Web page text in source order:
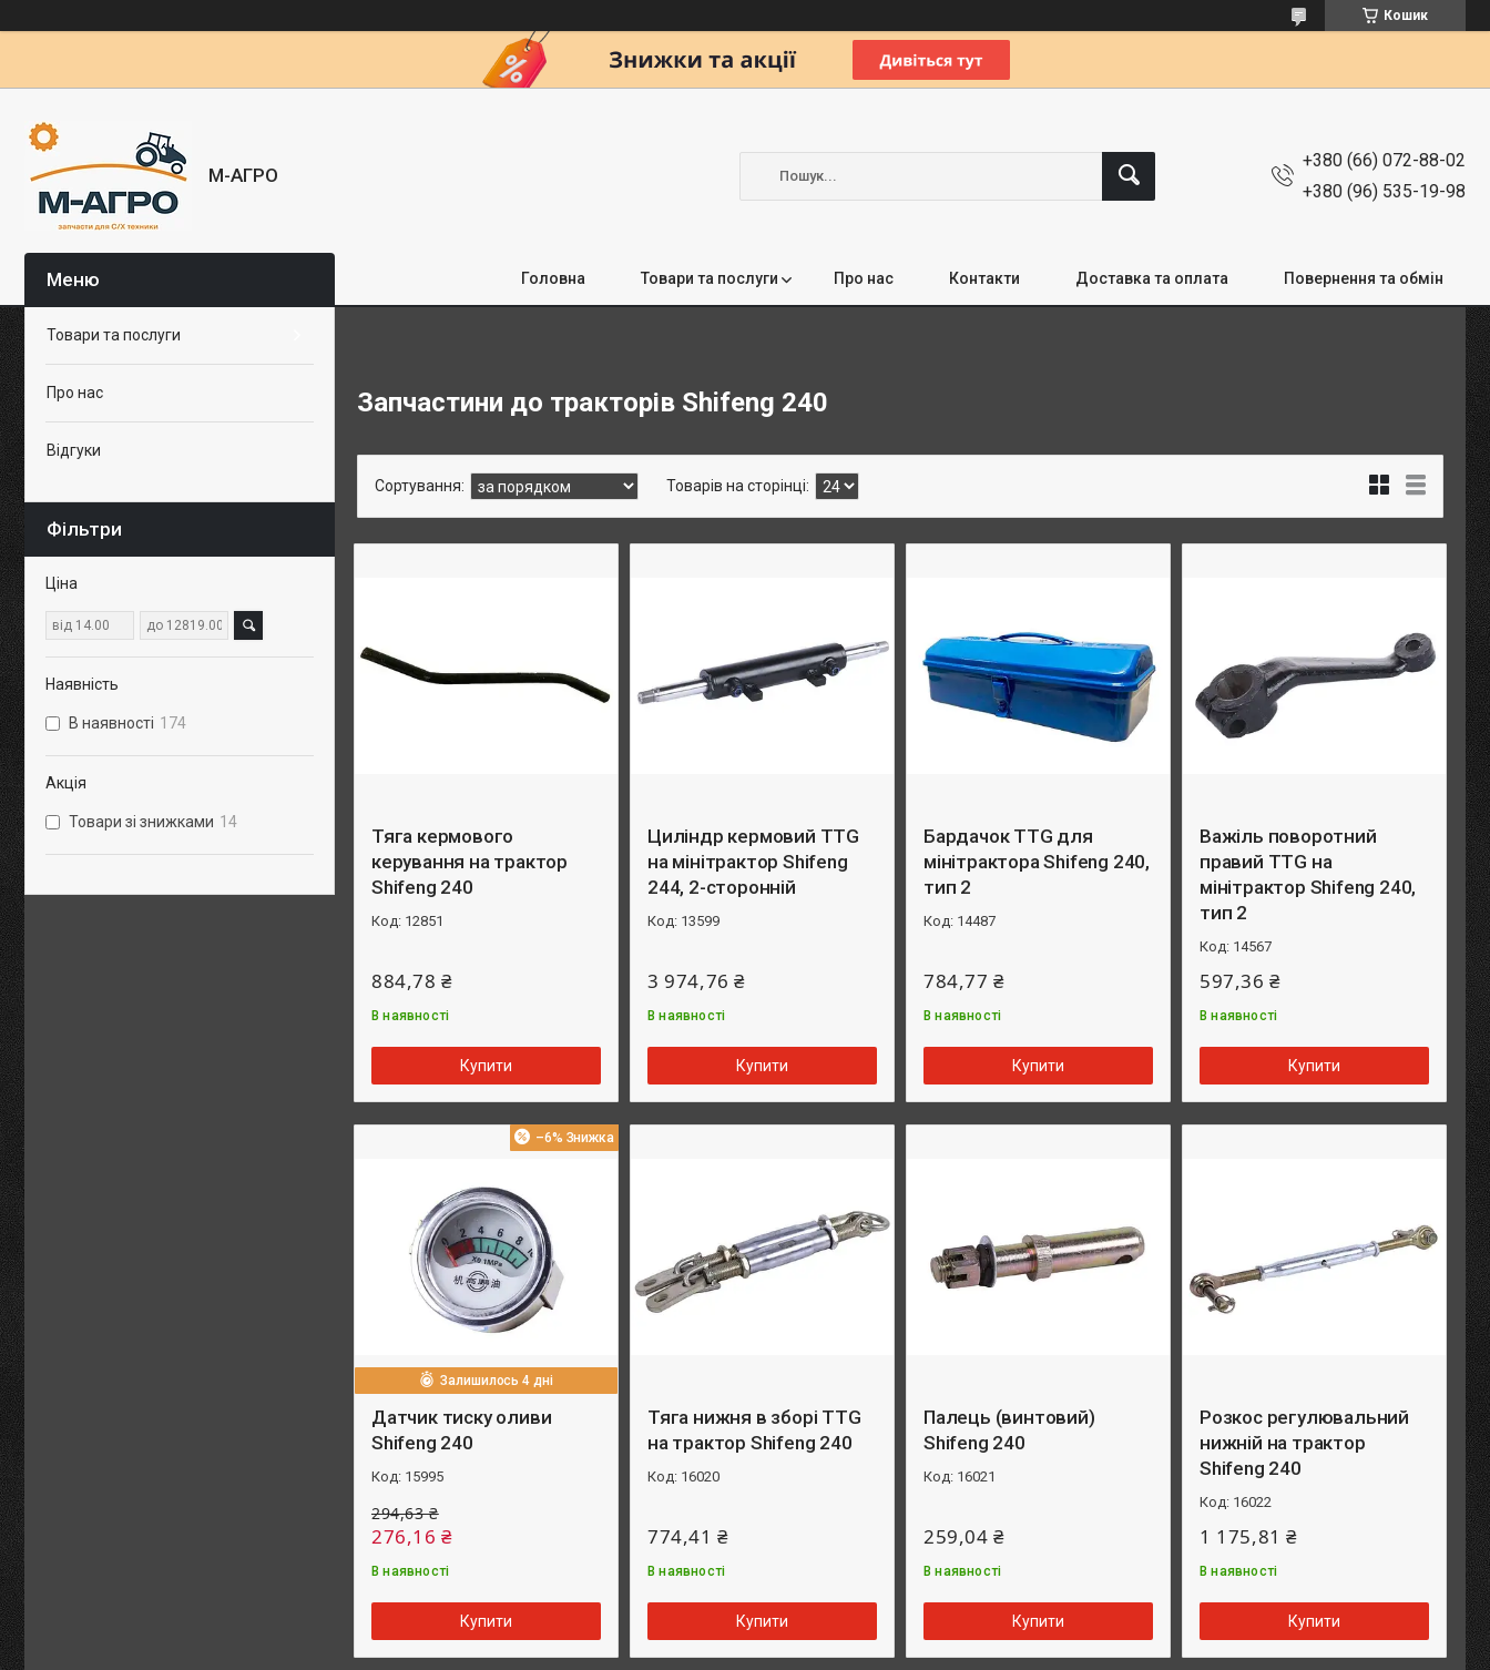
Кошик
М-АГРО
+380 (66) 072-88-02
+380 (96) 535-19-98
Головна Товари та послуги Про нас Контакти Доставка та оплата Повернення та обмін
Запчастини до тракторів Shifeng 240
Тяга кермового
керування на трактор
Shifeng 240
12851
884,78 ₴
В наявності
Купити
Циліндр кермовий TTG
на мінітрактор Shifeng
244, 2-сторонній
13599
3 974,76 ₴
В наявності
Купити
Бардачок TTG для
мінітрактора Shifeng 240,
тип 2
14487
784,77 ₴
В наявності
Купити
Важіль поворотний
правий TTG на
мінітрактор Shifeng 240,
тип 2
14567
597,36 ₴
В наявності
Купити
–6%
Залишилось 4 дні
Датчик тиску оливи
Shifeng 240
15995
294,63 ₴
276,16 ₴
В наявності
Купити
Тяга нижня в зборі TTG
на трактор Shifeng 240
16020
774,41 ₴
В наявності
Купити
Палець (винтовий)
Shifeng 240
16021
259,04 ₴
В наявності
Купити
Розкос регулювальний
нижній на трактор
Shifeng 240
16022
1 175,81 ₴
В наявності
Купити
Товари та послуги
Про нас
Відгуки
Фільтри
Ціна
Наявність
В наявності 174
Акція
Товари зі знижками 14